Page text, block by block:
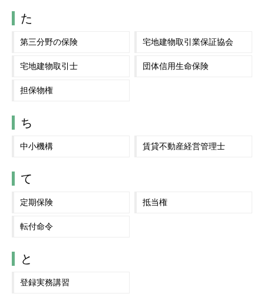
た
第三分野の保険 宅地建物取引業保証協会
宅地建物取引士 団体信用生命保険
担保物権
ち
中小機構 賃貸不動産経営管理士
て
定期保険 抵当権
転付命令
と
登録実務講習